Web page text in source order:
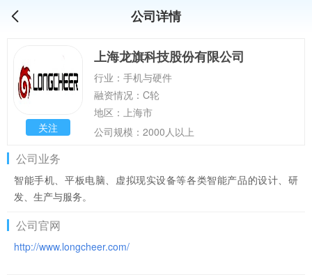
公司详情
关注
上海龙旗科技股份有限公司
行业：手机与硬件
融资情况：C轮
地区：上海市
公司规模：2000人以上
公司业务
智能手机、平板电脑、虚拟现实设备等各类智能产品的设计、研
发、生产与服务。
公司官网
http://www.longcheer.com/